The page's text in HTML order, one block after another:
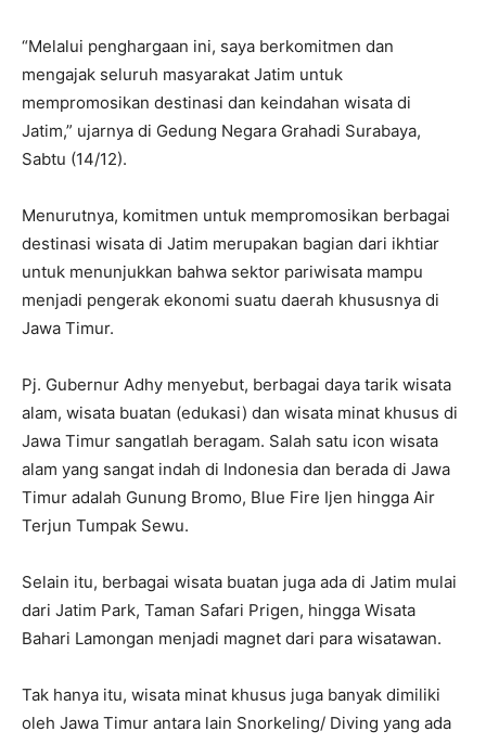
“Melalui penghargaan ini, saya berkomitmen dan
mengajak seluruh masyarakat Jatim untuk
mempromosikan destinasi dan keindahan wisata di
Jatim,” ujarnya di Gedung Negara Grahadi Surabaya,
Sabtu (14/12).
Menurutnya, komitmen untuk mempromosikan berbagai
destinasi wisata di Jatim merupakan bagian dari ikhtiar
untuk menunjukkan bahwa sektor pariwisata mampu
menjadi pengerak ekonomi suatu daerah khususnya di
Jawa Timur.
Pj. Gubernur Adhy menyebut, berbagai daya tarik wisata
alam, wisata buatan (edukasi) dan wisata minat khusus di
Jawa Timur sangatlah beragam. Salah satu icon wisata
alam yang sangat indah di Indonesia dan berada di Jawa
Timur adalah Gunung Bromo, Blue Fire Ijen hingga Air
Terjun Tumpak Sewu.
Selain itu, berbagai wisata buatan juga ada di Jatim mulai
dari Jatim Park, Taman Safari Prigen, hingga Wisata
Bahari Lamongan menjadi magnet dari para wisatawan.
Tak hanya itu, wisata minat khusus juga banyak dimiliki
oleh Jawa Timur antara lain Snorkeling/ Diving yang ada